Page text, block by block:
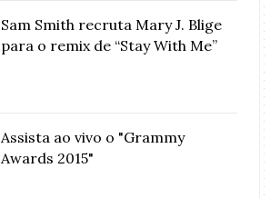
Sam Smith recruta Mary J. Blige
para o remix de “Stay With Me”
Assista ao vivo o "Grammy
Awards 2015"